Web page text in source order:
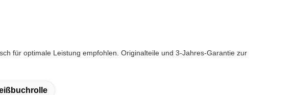
für optimale Leistung empfohlen. Originalteile und 3-Jahres-Garantie zur